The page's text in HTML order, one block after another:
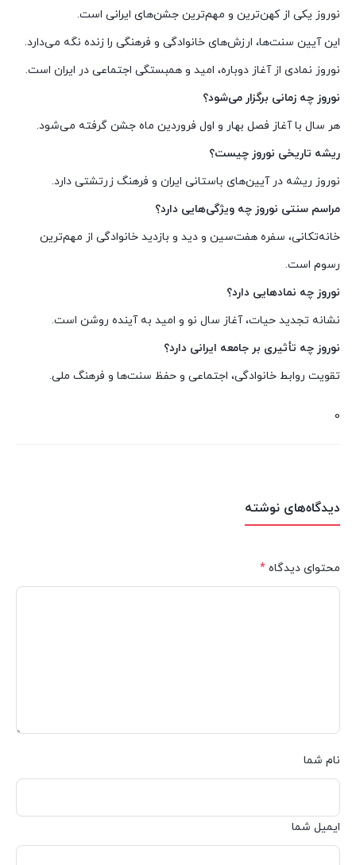
نوروز یکی از کهن‌ترین و مهم‌ترین جشن‌های ایرانی است.
این آیین سنت‌ها، ارزش‌های خانوادگی و فرهنگی را زنده نگه می‌دارد.
نوروز نمادی از آغاز دوباره، امید و همبستگی اجتماعی در ایران است.
نوروز چه زمانی برگزار می‌شود؟
هر سال با آغاز فصل بهار و اول فروردین ماه جشن گرفته می‌شود.
ریشه تاریخی نوروز چیست؟
نوروز ریشه در آیین‌های باستانی ایران و فرهنگ زرتشتی دارد.
مراسم سنتی نوروز چه ویژگی‌هایی دارد؟
خانه‌تکانی، سفره هفت‌سین و دید و بازدید خانوادگی از مهم‌ترین
رسوم است.
نوروز چه نمادهایی دارد؟
نشانه تجدید حیات، آغاز سال نو و امید به آینده روشن است.
نوروز چه تأثیری بر جامعه ایرانی دارد؟
تقویت روابط خانوادگی، اجتماعی و حفظ سنت‌ها و فرهنگ ملی.
0
دیدگاه‌های نوشته
محتوای دیدگاه *
نام شما
ایمیل شما